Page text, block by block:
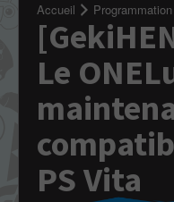
Accueil Programmation
Le
PS Vita